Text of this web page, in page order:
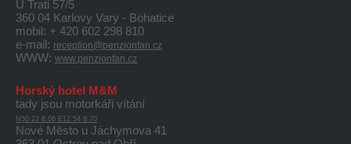
U Trati 57/5
360 04 Karlovy Vary - Bohatice
mobil: + 420 602 298 810
e-mail: reception@penzionfan.cz
WWW: www.penzionfan.cz
Horský hotel M&M
tady jsou motorkáři vítání
N50 22 8.06 E12 54 8.70
Nové Město u Jáchymova 41